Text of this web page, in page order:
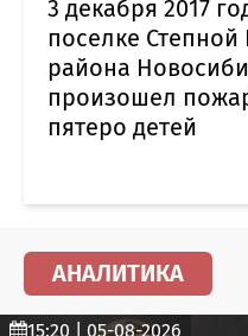
3 декабря 2017
поселке Степной
района
произошел
пятеро детей
АНАЛИТИКА
15:20 | 05-08-2026